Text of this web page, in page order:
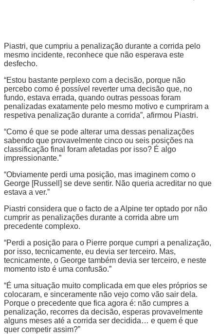
Piastri, que cumpriu a penalização durante a corrida pelo
mesmo incidente, reconhece que não esperava este
desfecho.
“Estou bastante perplexo com a decisão, porque não
percebo como é possível reverter uma decisão que, no
fundo, estava errada, quando outras pessoas foram
penalizadas exatamente pelo mesmo motivo e cumpriram a
respetiva penalização durante a corrida”, afirmou Piastri.
“Como é que se pode alterar uma dessas penalizações
sabendo que provavelmente cinco ou seis posições na
classificação final foram afetadas por isso? É algo
impressionante.”
“Obviamente perdi uma posição, mas imaginem como o
George [Russell] se deve sentir. Não queria acreditar no que
estava a ver.”
Piastri considera que o facto de a Alpine ter optado por não
cumprir as penalizações durante a corrida abre um
precedente complexo.
“Perdi a posição para o Pierre porque cumpri a penalização,
por isso, tecnicamente, eu devia ser terceiro. Mas,
tecnicamente, o George também devia ser terceiro, e neste
momento isto é uma confusão.”
“É uma situação muito complicada em que eles próprios se
colocaram, e sinceramente não vejo como vão sair dela.
Porque o precedente que fica agora é: não cumpres a
penalização, recorres da decisão, esperas provavelmente
alguns meses até a corrida ser decidida… e quem é que
quer competir assim?”